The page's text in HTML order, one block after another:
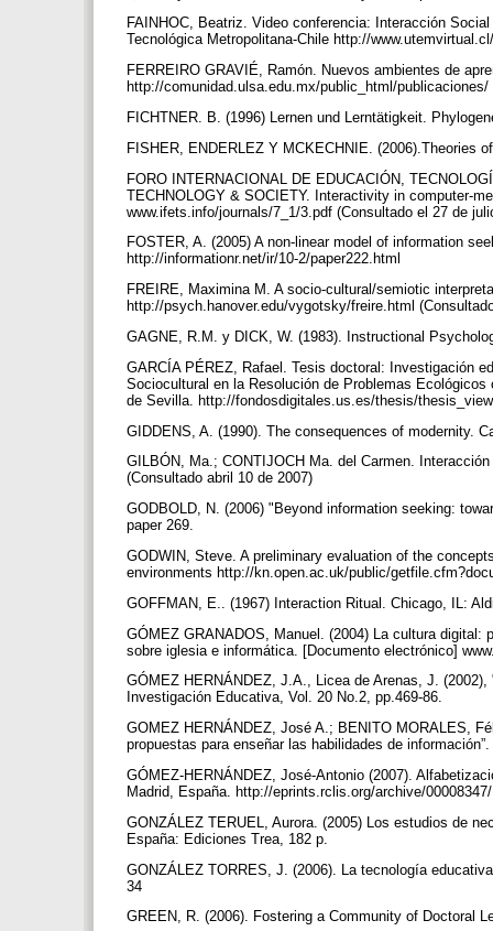
FAINHOC, Beatriz. Video conferencia: Interacción
Tecnológica Metropolitana-Chile http://
FERREIRO GRAVIÉ, Ramón. Nuevos ambientes de
http://comunidad.ulsa.edu.mx/public_html/
FICHTNER. B. (1996) Lernen und Lerntätigkeit.
FISHER, ENDERLEZ Y MCKECHNIE. (2006).Theories
FORO INTERNACIONAL DE EDUCACIÓN,
TECHNOLOGY & SOCIETY. Interactivity in computer-
www.ifets.info/journals/7_1/3.pdf (Consultado el 27 de
FOSTER, A. (2005) A non-linear model of information
http://informationr.net/ir/10-2/paper222.html
FREIRE, Maximina M. A socio-cultural/semiotic
http://psych.hanover.edu/vygotsky/freire.html
GAGNE, R.M. y DICK, W. (1983). Instructional
GARCÍA PÉREZ, Rafael. Tesis doctoral: Investigación
Sociocultural en la Resolución de Problemas
de Sevilla. http://fondosdigitales.us.es/thesis/
GIDDENS, A. (1990). The consequences of modernity.
GILBÓN, Ma.; CONTIJOCH Ma. del Carmen.
(Consultado abril 10 de 2007)
GODBOLD, N. (2006) "Beyond information seeking:
paper 269.
GODWIN, Steve. A preliminary evaluation of the
environments http://kn.open.ac.uk/public/
GOFFMAN, E.. (1967) Interaction Ritual. Chicago, IL:
GÓMEZ GRANADOS, Manuel. (2004) La cultura
sobre iglesia e informática. [Documento electrónico]
GÓMEZ HERNÁNDEZ, J.A., Licea de Arenas, J.
Investigación Educativa, Vol. 20 No.2, pp.469-86.
GOMEZ HERNÁNDEZ, José A.; BENITO MORALES,
propuestas para enseñar las habilidades de
GÓMEZ-HERNÁNDEZ, José-Antonio (2007).
Madrid, España. http://eprints.rclis.org/archive/
GONZÁLEZ TERUEL, Aurora. (2005) Los estudios de
España: Ediciones Trea, 182 p.
GONZÁLEZ TORRES, J. (2006). La tecnología
34
GREEN, R. (2006). Fostering a Community of Doctoral